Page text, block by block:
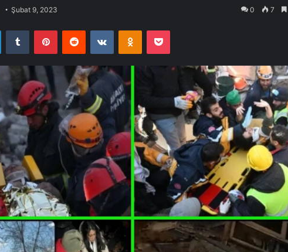
Şubat 9, 2023 0 7
LinkedInTumblr PinterestReddit VKontakteOdnoklassniki
Pocket